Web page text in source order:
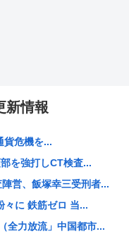
新情報
貨危機を...
を強打しCT検査...
営、飯塚幸三受刑者...
々に 鉄筋ゼロ 当...
全力放流」中国都市...